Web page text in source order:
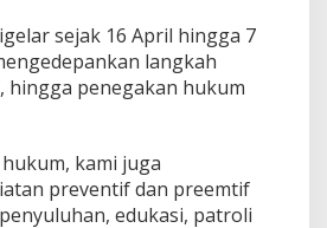
sejak 16 April hingga 7
langkah
penegakan hukum
kami juga
preventif dan preemtif
edukasi, patroli